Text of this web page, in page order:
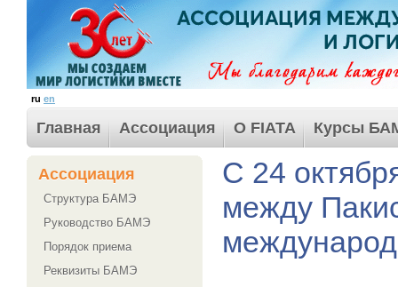
ru en
Главная Ассоциация О FIATA Курсы
Ассоциация
Структура БАМЭ
Руководство БАМЭ
Порядок приема
Реквизиты БАМЭ
С 24
между